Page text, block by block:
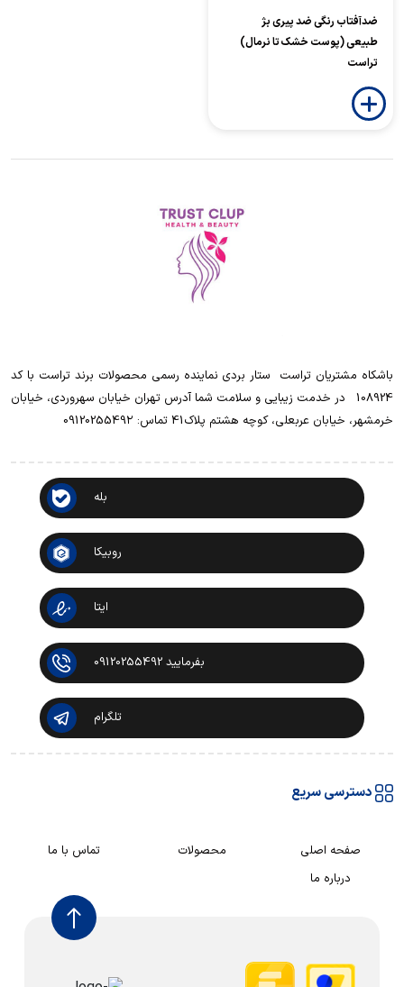
ضدآفتاب رنگی ضد پیری بژ
طبیعی (پوست خشک تا نرمال)
تراست
باشکاه مشتریان تراست ‌ ‌ستار بردی نماینده رسمی محصولات برند تراست با کد
108924 ‌ ‌ در خدمت زیبایی و سلامت شما آدرس تهران خیابان سهروردی، خیابان
خرمشهر، خیابان عربعلی، کوچه هشتم پلاک41 تماس: 0912025549۲
بله
روبیکا
ایتا
بفرمایید 09120255492
تلگرام
دسترسی سریع
صفحه اصلی محصولات
تماس با ما
درباره ما